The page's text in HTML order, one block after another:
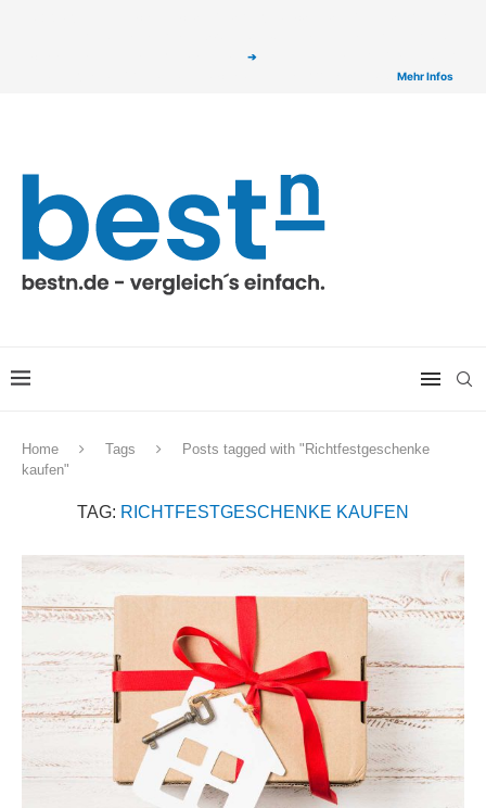
➔
Mehr Infos
Home Tags
Posts tagged with "Richtfestgeschenke
kaufen"
TAG: RICHTFESTGESCHENKE KAUFEN